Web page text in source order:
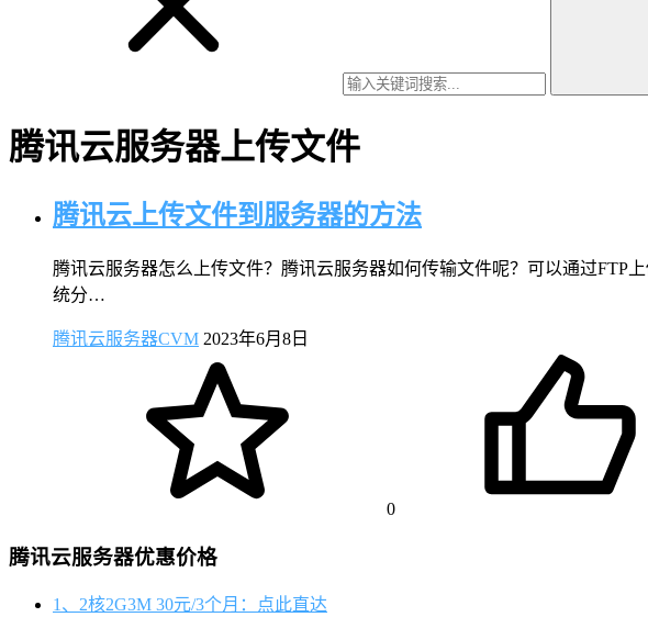
腾讯云服务器上传文件
腾讯云上传文件到服务器的方法
腾讯云服务器怎么上传文件？腾讯云服务器如何传输文件呢？可以通过FTP
统分…
腾讯云服务器CVM 2023年6月8日
0
腾讯云服务器优惠价格
1、2核2G3M 30元/3个月：点此直达